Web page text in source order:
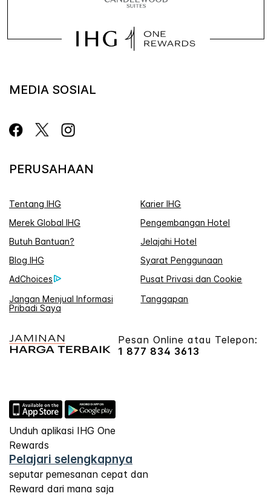
MEDIA SOSIAL
PERUSAHAAN
Tentang IHG
Karier IHG
Merek Global IHG
Pengembangan Hotel
Butuh Bantuan?
Jelajahi Hotel
Blog IHG
Syarat Penggunaan
AdChoices
Pusat Privasi dan Cookie
Jangan Menjual Informasi
Pribadi Saya
Tanggapan
Pesan Online atau Telepon:
1 877 834 3613
Unduh aplikasi IHG One
Rewards
Pelajari selengkapnya
seputar pemesanan cepat dan
Reward dari mana saja